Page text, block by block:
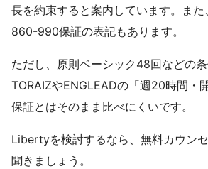
長を約束すると案内しています。また
860-990保証の表記もあります。
ただし、原則ベーシック48回などの条
TORAIZやENGLEADの「週20時間・
保証とはそのまま比べにくいです。
Libertyを検討するなら、無料カウン
聞きましょう。